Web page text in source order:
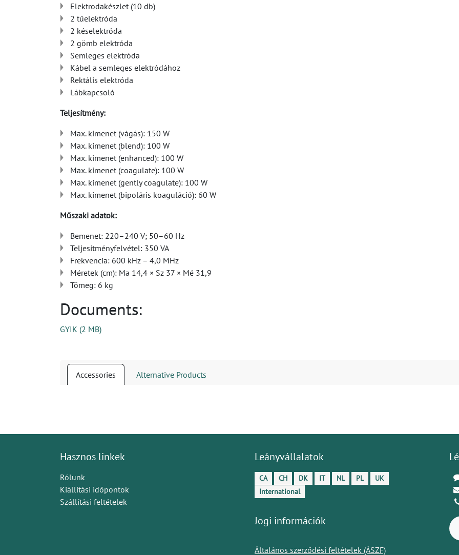
Elektrodakészlet (10 db)
2 tűelektróda
2 késelektróda
2 gömb elektróda
Semleges elektróda
Kábel a semleges elektródához
Rektális elektróda
Lábkapcsoló
Teljesítmény:
Max. kimenet (vágás): 150 W
Max. kimenet (blend): 100 W
Max. kimenet (enhanced): 100 W
Max. kimenet (coagulate): 100 W
Max. kimenet (gently coagulate): 100 W
Max. kimenet (bipoláris koaguláció): 60 W
Műszaki adatok:
Bemenet: 220–240 V; 50–60 Hz
Teljesítményfelvétel: 350 VA
Frekvencia: 600 kHz – 4,0 MHz
Méretek (cm): Ma 14,4 × Sz 37 × Mé 31,9
Tömeg: 6 kg
Documents:
GYIK (2 MB)
Accessories Alternative Products
Hasznos linkek
Rólunk
Kiállítási időpontok
Szállítási feltételek
Leányvállalatok
CA CH DK IT NL PL
UK
International
Jogi információk
Általános szerződési feltételek (ÁSZF)